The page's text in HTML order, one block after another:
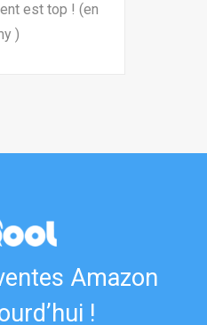
est top ! (en
)
Amazon
!